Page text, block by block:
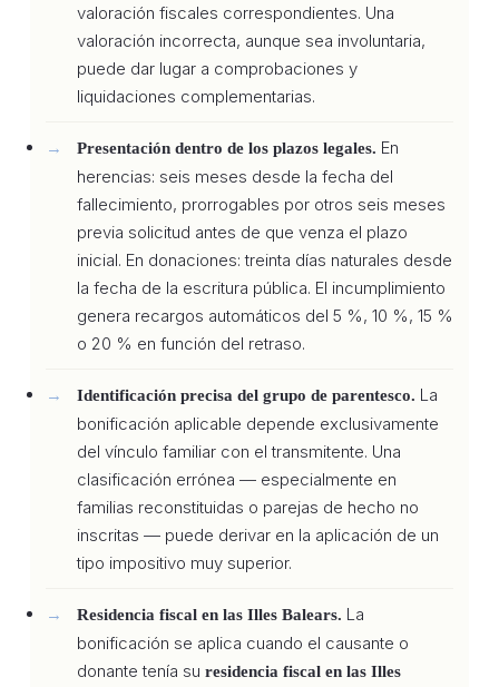
valoración fiscales correspondientes. Una
valoración incorrecta, aunque sea involuntaria,
puede dar lugar a comprobaciones y
liquidaciones complementarias.
Presentación dentro de los plazos legales. En
herencias: seis meses desde la fecha del
fallecimiento, prorrogables por otros seis meses
previa solicitud antes de que venza el plazo
inicial. En donaciones: treinta días naturales desde
la fecha de la escritura pública. El incumplimiento
genera recargos automáticos del 5 %, 10 %, 15 %
o 20 % en función del retraso.
Identificación precisa del grupo de parentesco. La
bonificación aplicable depende exclusivamente
del vínculo familiar con el transmitente. Una
clasificación errónea — especialmente en
familias reconstituidas o parejas de hecho no
inscritas — puede derivar en la aplicación de un
tipo impositivo muy superior.
Residencia fiscal en las Illes Balears. La
bonificación se aplica cuando el causante o
donante tenía su residencia fiscal en las Illes